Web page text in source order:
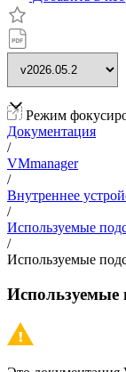
Режим
Документация
/
VMmanager
/
Внутреннее
/
Используемые
/
Используемые
Используемые